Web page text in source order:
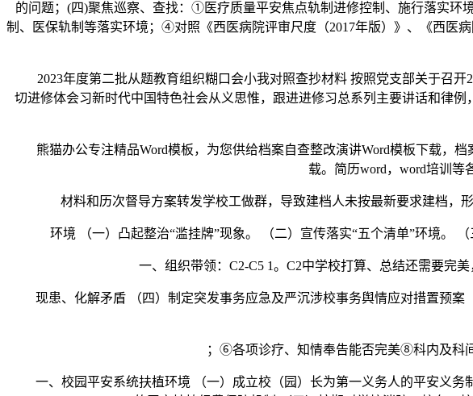
的问题；(四)聚焦巡察、查找：①医疗质量平安焦点轨制进修控制、施行落实
制、医保轨制等落实环境；④对照《西医病院评审尺度（2017年版）》、《西医
2023年度第二批从题教育组织糊口会小我对照查抄材料 按照党支部关于召开
切进修体会习新时代中国特色社会从义思惟，跟进进修习总系列主要讲话和律
熊猫办公专注精品Word模板，为您供给档案自查整改演讲Word模板下载，档
载。简历word，word培训等
材料和历次督导方案转发学校工做群，导致建档人未按最新要求建档，形
环境 （一）凸起整治“滥挂牌”现象。 （二）宣传落实“五个清单”环境。 （
一、组织带领：C2-C5 1。C2中学校打算、总结还需要完美
现患、化解矛盾 （四）制定突发事务应急及严沉涉校事务舆情应对措置预案
；⑥各项诊疗、知情奉告能否完美⑧科内及科间
一、校园平安系统扶植环境 （一）成立校（园）长为第一义务人的平安义务